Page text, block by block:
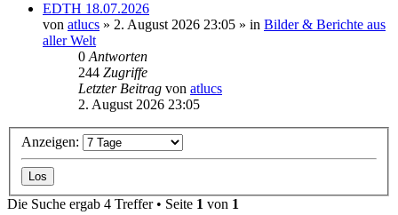
EDTH 18.07.2026
von atlucs » 2. August 2026 23:05 » in Bilder & Berichte aus
aller Welt
0 Antworten
244 Zugriffe
Letzter Beitrag von atlucs
2. August 2026 23:05
Anzeigen:
Die Suche ergab 4 Treffer • Seite 1 von 1